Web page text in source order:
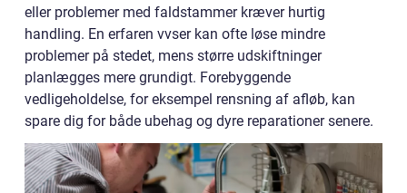
eller problemer med faldstammer kræver hurtig
handling. En erfaren vvser kan ofte løse mindre
problemer på stedet, mens større udskiftninger
planlægges mere grundigt. Forebyggende
vedligeholdelse, for eksempel rensning af afløb, kan
spare dig for både ubehag og dyre reparationer senere.